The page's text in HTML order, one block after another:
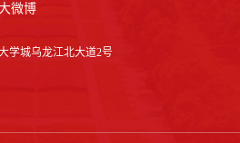
微博
学城乌龙江北大道2号